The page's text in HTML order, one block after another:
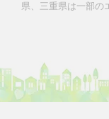
県、三重県は一部の